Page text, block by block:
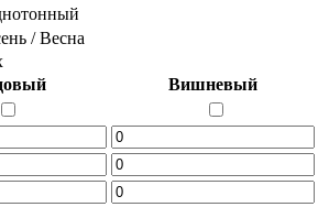
/ Весна
Вишневый